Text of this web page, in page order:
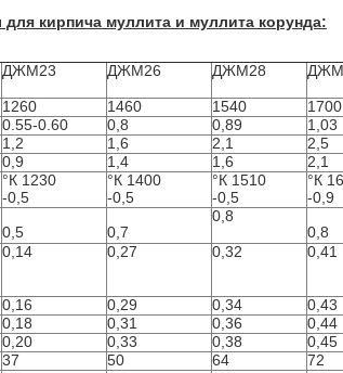
кирпича муллита и муллита корунда:
ДЖМ23 ДЖМ26 ДЖМ28
1260 1460 1540
1700
0.55-0.60 0,8 0,89
1,03
1,2 1,6 2,1
2,5
0,9 1,4 1,6
2,1
°К 1230
-0,5
°К 1400
-0,5
°К 1510
-0,5
°К
-0,9
0,5 0,7
0,8
0,8
0,14 0,27 0,32 0,41
0,16 0,29 0,34
0,43
0,18 0,31 0,36
0,44
0,20 0,33 0,38
0,45
37 50 64
72